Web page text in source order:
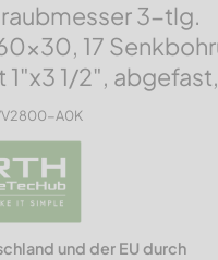
3-tlg.
17
1"x3 1/2",
A0K
und der EU durch